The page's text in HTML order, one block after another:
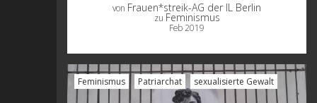
von Frauen*streik-AG der IL Berlin
zu Feminismus
Feb 2019
Feminismus Patriarchat sexualisierte Gewalt